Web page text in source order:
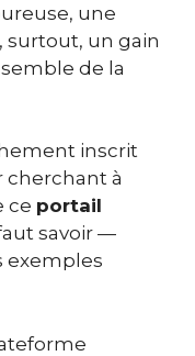
une
surtout, un gain
de la
inscrit
cherchant à
ce portail
savoir —
exemples